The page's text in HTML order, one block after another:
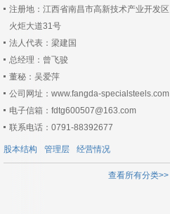
注册地：江西省南昌市高新技术产业开发区
火炬大道31号
法人代表：梁建国
总经理：曾飞骏
董秘：吴爱萍
公司网址：www.fangda-specialsteels.com
电子信箱：fdtg600507@163.com
联系电话：0791-88392677
股本结构 管理层 经营情况
查看所有分类>>